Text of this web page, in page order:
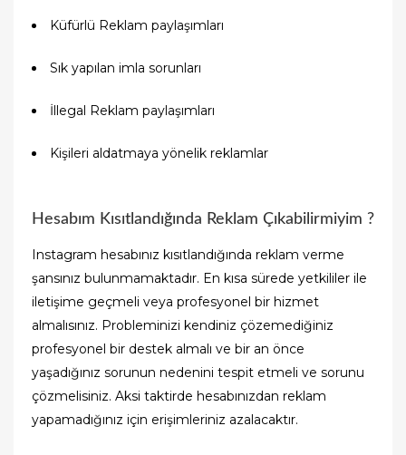
Küfürlü Reklam paylaşımları
Sık yapılan imla sorunları
İllegal Reklam paylaşımları
Kişileri aldatmaya yönelik reklamlar
Hesabım Kısıtlandığında Reklam Çıkabilirmiyim ?
Instagram hesabınız kısıtlandığında reklam verme
şansınız bulunmamaktadır. En kısa sürede yetkililer ile
iletişime geçmeli veya profesyonel bir hizmet
almalısınız. Probleminizi kendiniz çözemediğiniz
profesyonel bir destek almalı ve bir an önce
yaşadığınız sorunun nedenini tespit etmeli ve sorunu
çözmelisiniz. Aksi taktirde hesabınızdan reklam
yapamadığınız için erişimleriniz azalacaktır.